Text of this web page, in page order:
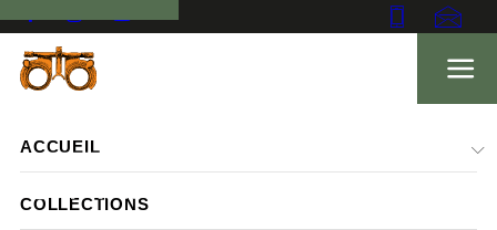
ACCUEIL
COLLECTIONS